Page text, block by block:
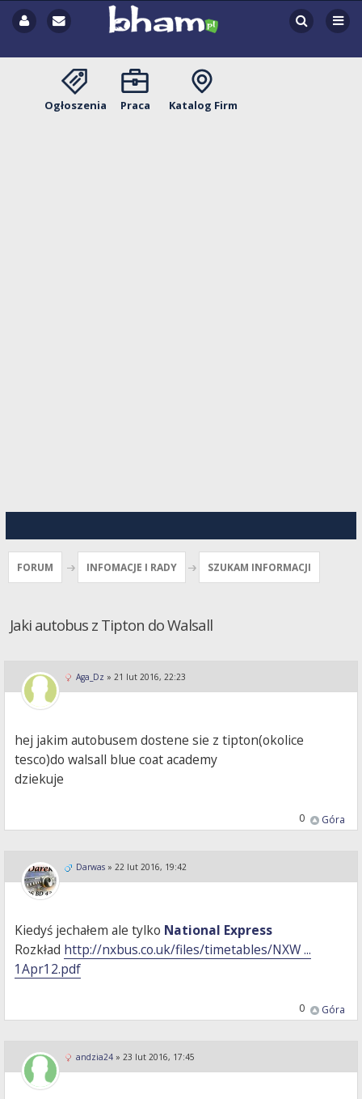
Ogłoszenia Praca Katalog Firm
FORUM INFOMACJE I RADY SZUKAM INFORMACJI
Jaki autobus z Tipton do Walsall
Aga_Dz » 21 lut 2016, 22:23
hej jakim autobusem dostene sie z tipton(okolice
tesco)do walsall blue coat academy
dziekuje
Góra
0
Darwas » 22 lut 2016, 19:42
Kiedyś jechałem ale tylko National Express
Rozkład http://nxbus.co.uk/files/timetables/NXW ...
1Apr12.pdf
Góra
0
andzia24 » 23 lut 2016, 17:45